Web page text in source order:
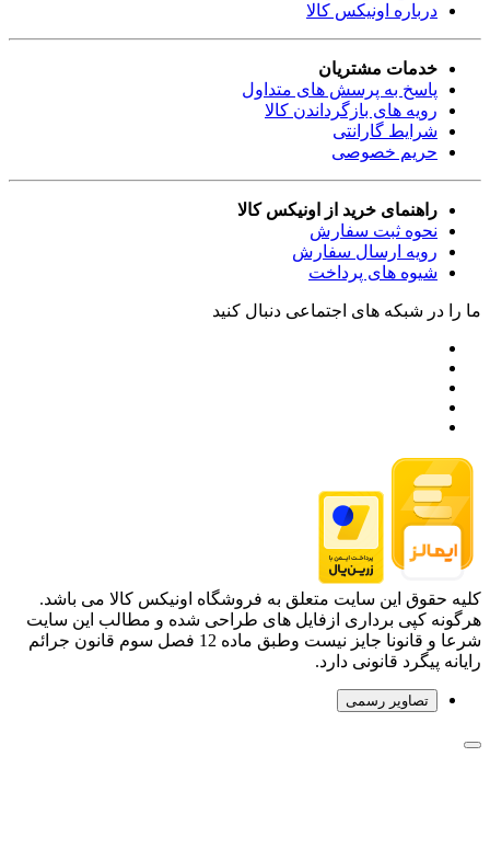
درباره اونیکس کالا
خدمات مشتریان
پاسخ به پرسش های متداول
رویه های بازگرداندن کالا
شرایط گارانتی
حریم خصوصی
راهنمای خرید از اونیکس کالا
نحوه ثبت سفارش
رویه ارسال سفارش
شیوه های پرداخت
ما را در شبکه های اجتماعی دنبال کنید
کلیه حقوق این سایت متعلق به فروشگاه اونیکس کالا می باشد.
هرگونه کپی برداری ازفایل های طراحی شده و مطالب این سایت
شرعا و قانونا جایز نیست وطبق ماده 12 فصل سوم قانون جرائم
رایانه پیگرد قانونی دارد.
تصاویر رسمی